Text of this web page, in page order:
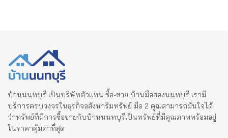
บ้านนนทบุรี เป็นบริษัทตัวแทน ซื้อ-ขาย บ้านมือสองนนทบุรี เรามี
บริการครบวงจรในธุรกิจอสังหาริมทรัพย์ มือ 2 คุณสามารถมั่นใจได้
ว่าทรัพย์ที่มีการซื้อขายกับบ้านนนทบุรีเป็นทรัพย์ที่มีคุณภาพพร้อมอยู่
ในราคาคุ้มค่าที่สุด